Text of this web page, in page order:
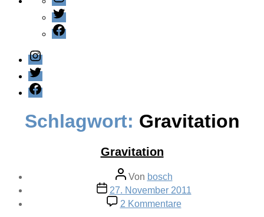
Twitter
Facebook
Instagram
Twitter
Facebook
Schlagwort: Gravitation
Gravitation
Beitragsautor
Von bosch
Veröffentlichungsdatum
27. November 2011
2 Kommentarezu
Gravitation